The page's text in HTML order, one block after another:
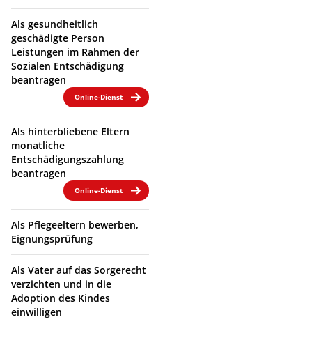
Als gesundheitlich
geschädigte Person
Leistungen im Rahmen der
Sozialen Entschädigung
beantragen
Online-Dienst
Als hinterbliebene Eltern
monatliche
Entschädigungszahlung
beantragen
Online-Dienst
Als Pflegeeltern bewerben,
Eignungsprüfung
Als Vater auf das Sorgerecht
verzichten und in die
Adoption des Kindes
einwilligen